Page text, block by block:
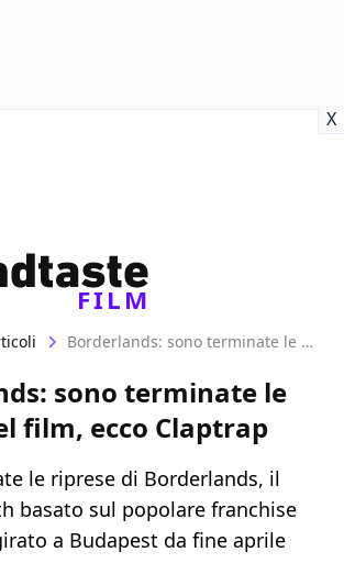
X
FILM
Borderlands: sono terminate le riprese del film, ecco Claptrap
sono terminate le
film, ecco Claptrap
le riprese di Borderlands, il
basato sul popolare franchise
a Budapest da fine aprile